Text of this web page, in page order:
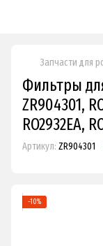
Запчасти для
Фильтры
ZR904301,
RO2932EA,
Артикул: ZR904301
−10%